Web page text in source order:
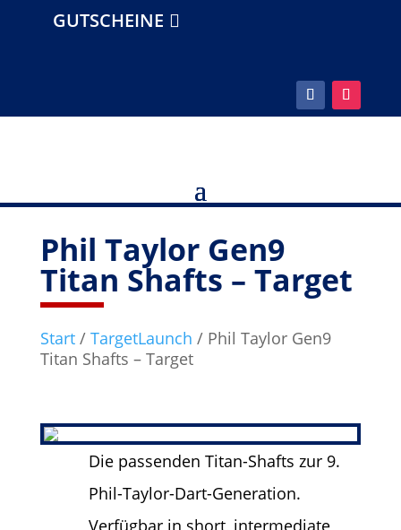
GUTSCHEINE
Phil Taylor Gen9
Titan Shafts – Target
Start/ TargetLaunch / Phil Taylor Gen9
Titan Shafts – Target
Die passenden Titan-Shafts zur 9.
Phil-Taylor-Dart-Generation.